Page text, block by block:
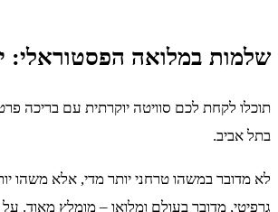
שלמות במלואה הפסטוראלי:
תוכלו לקחת לכם סוויטה יוקרתית עם בריכה
בתל אביב.
לא מדובר במשהו טרחני יותר מדי, אלא משהו
גרפיטי, מדובר בעולם ומלואו – מומלץ מאוד.